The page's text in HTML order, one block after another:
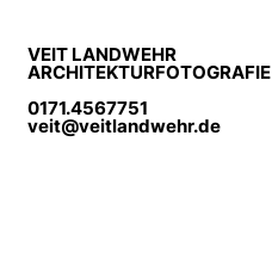
VEIT LANDWEHR
ARCHITEKTURFOTOGRAFIE
0171.4567751
veit@veitlandwehr.de